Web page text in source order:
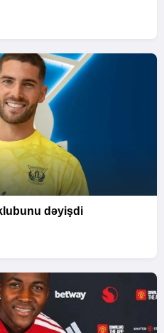
dəyişdi